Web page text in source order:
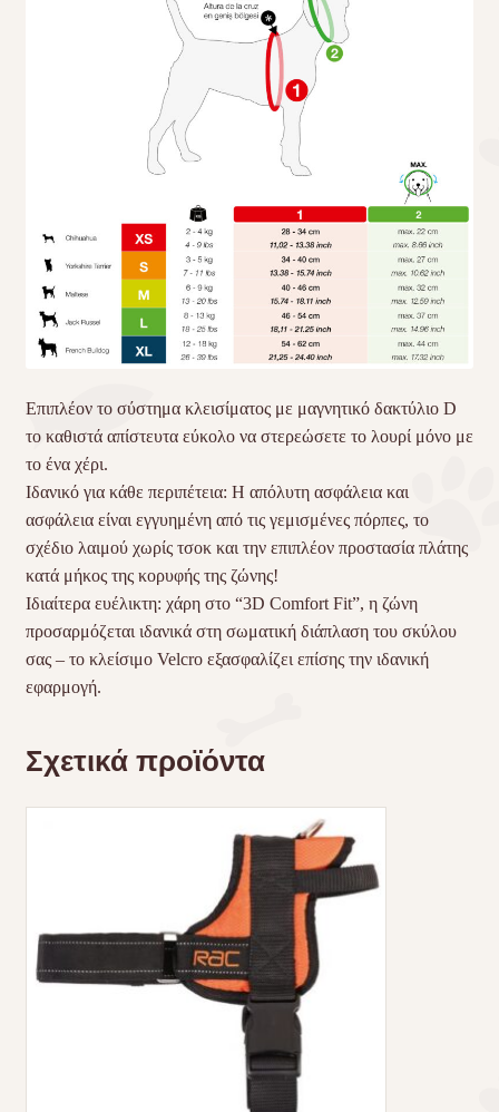
Επιπλέον το σύστημα κλεισίματος με μαγνητικό δακτύλιο D
το καθιστά απίστευτα εύκολο να στερεώσετε το λουρί μόνο με
το ένα χέρι.
Ιδανικό για κάθε περιπέτεια: Η απόλυτη ασφάλεια και
ασφάλεια είναι εγγυημένη από τις γεμισμένες πόρπες, το
σχέδιο λαιμού χωρίς τσοκ και την επιπλέον προστασία πλάτης
κατά μήκος της κορυφής της ζώνης!
Ιδιαίτερα ευέλικτη: χάρη στο “3D Comfort Fit”, η ζώνη
προσαρμόζεται ιδανικά στη σωματική διάπλαση του σκύλου
σας – το κλείσιμο Velcro εξασφαλίζει επίσης την ιδανική
εφαρμογή.
Σχετικά προϊόντα